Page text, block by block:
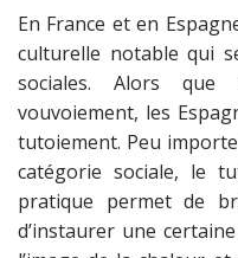
En France et en
culturelle notable qui
sociales. Alors que
vouvoiement, les
tutoiement. Peu
catégorie sociale, le
pratique permet de
d’instaurer une